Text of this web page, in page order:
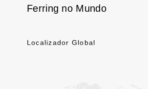
Ferring no Mundo
Localizador Global